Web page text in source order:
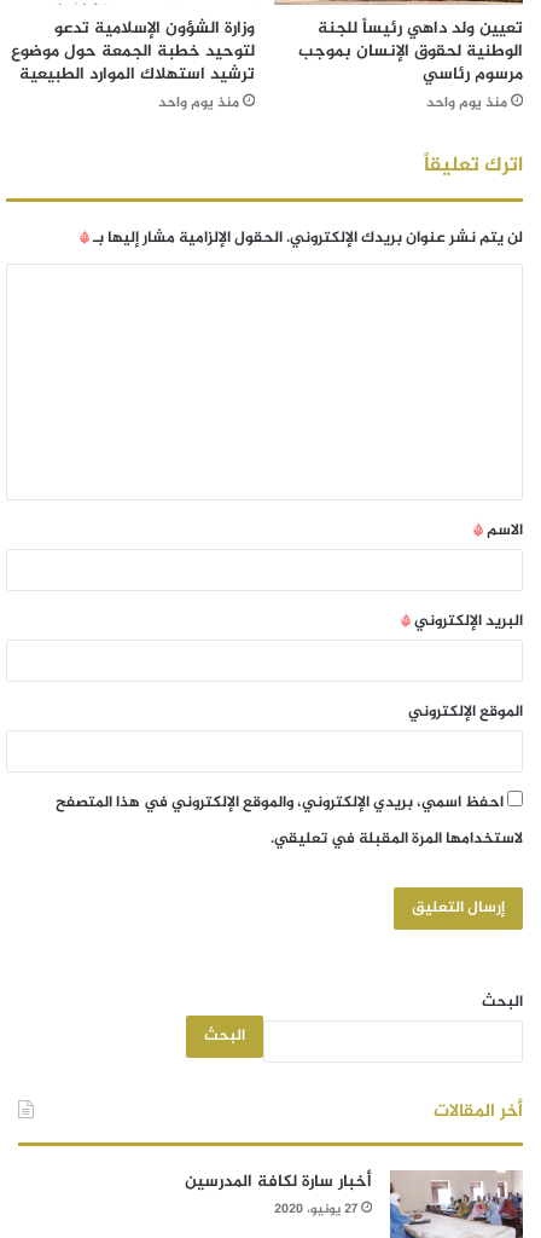
تعيين ولد داهي رئيساً للجنة
الوطنية لحقوق الإنسان بموجب
مرسوم رئاسي
منذ يوم واحد
وزارة الشؤون الإسلامية تدعو
لتوحيد خطبة الجمعة حول موضوع
ترشيد استهلاك الموارد الطبيعية
منذ يوم واحد
اترك تعليقاً
لن يتم نشر عنوان بريدك الإلكتروني.الحقول الإلزامية مشار إليها بـ*
الاسم*
البريد الإلكتروني*
الموقع الإلكتروني
احفظ اسمي، بريدي الإلكتروني، والموقع الإلكتروني في هذا المتصفح
لاستخدامها المرة المقبلة في تعليقي.
البحث
البحث
أخر المقالات
أخبار سارة لكافة المدرسين
27 يونيو، 2020